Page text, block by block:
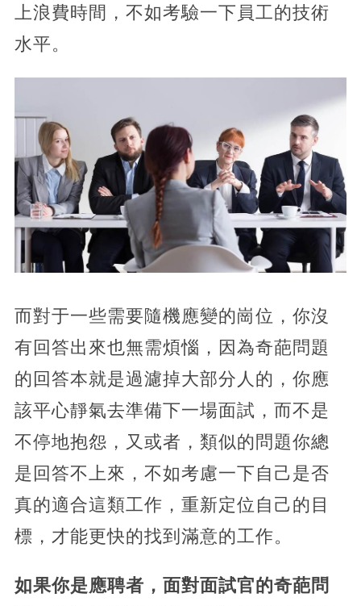
上浪費時間，不如考驗一下員工的技術
水平。
而對于一些需要隨機應變的崗位，你沒
有回答出來也無需煩惱，因為奇葩問題
的回答本就是過濾掉大部分人的，你應
該平心靜氣去準備下一場面試，而不是
不停地抱怨，又或者，類似的問題你總
是回答不上來，不如考慮一下自己是否
真的適合這類工作，重新定位自己的目
標，才能更快的找到滿意的工作。
如果你是應聘者，面對面試官的奇葩問